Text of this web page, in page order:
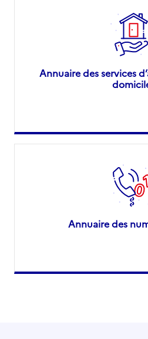
Annuaire des services
Annuaire des